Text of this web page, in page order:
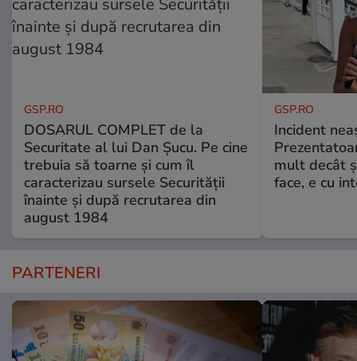
GSP.RO
DOSARUL COMPLET de la
Securitate al lui Dan Șucu. Pe cine
trebuia să toarne și cum îl
caracterizau sursele Securității
înainte și după recrutarea din
august 1984
GSP.RO
Incident
mult decât
face, e cu
PARTENERI